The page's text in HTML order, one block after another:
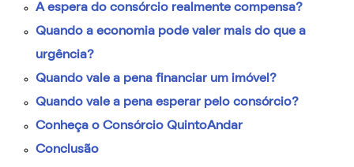
A espera do consórcio realmente compensa?
Quando a economia pode valer mais do que a
urgência?
Quando vale a pena financiar um imóvel?
Quando vale a pena esperar pelo consórcio?
Conheça o Consórcio QuintoAndar
Conclusão